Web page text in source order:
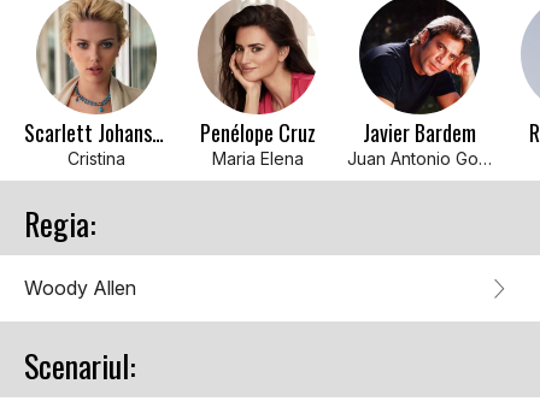
Scarlett Johansson
Cristina
Penélope Cruz
Maria Elena
Javier Bardem
Juan Antonio Gonzalo
Regia:
Woody Allen
Scenariul: